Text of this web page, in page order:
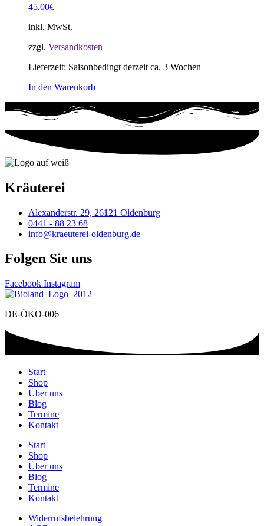
45,00€
inkl. MwSt.
zzgl. Versandkosten
Lieferzeit: Saisonbedingt derzeit ca. 3 Wochen
In den Warenkorb
Kräuterei
Alexanderstr. 29, 26121 Oldenburg
0441 - 88 23 68
info@kraeuterei-oldenburg.de
Folgen Sie uns
Facebook Instagram
DE-ÖKO-006
Start
Shop
Über uns
Blog
Termine
Kontakt
Start
Shop
Über uns
Blog
Termine
Kontakt
Widerrufsbelehrung